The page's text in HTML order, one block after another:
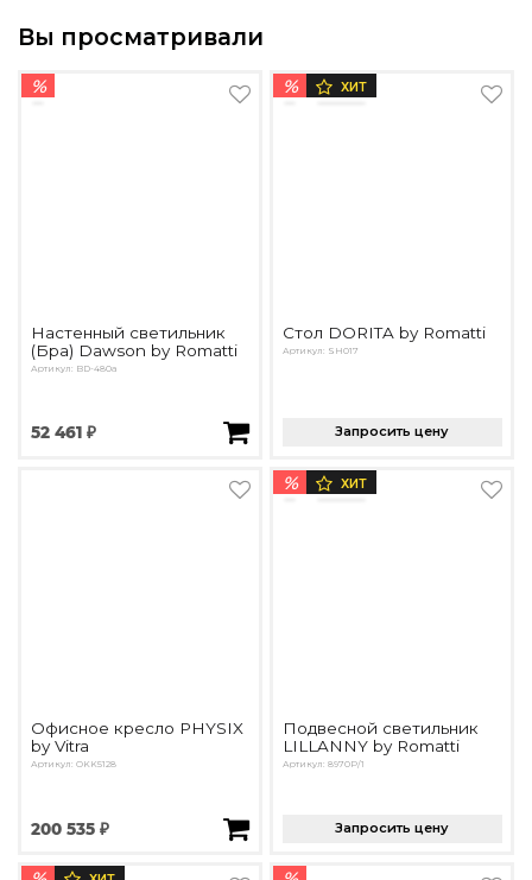
Вы просматривали
%
Настенный светильник
(Бра) Dawson by Romatti
Артикул: BD-480a
52 461 ₽
% ХИТ
Стол DORITA by Romatti
Артикул: SH017
Запросить цену
Офисное кресло PHYSIX
by Vitra
Артикул: OKK5128
200 535 ₽
% ХИТ
Подвесной светильник
LILLANNY by Romatti
Артикул: 8970P/1
Запросить цену